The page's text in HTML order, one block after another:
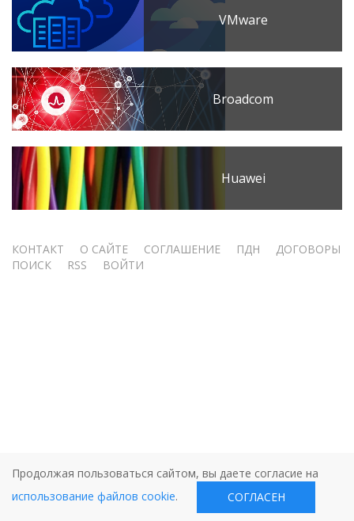
VMware
Broadcom
Huawei
Меню
КОНТАКТ О САЙТЕ СОГЛАШЕНИЕ ПДН
ДОГОВОРЫ
ПОИСК
RSS ВОЙТИ
Продолжая пользоваться сайтом, вы даете согласие на
использование файлов cookie. СОГЛАСЕН